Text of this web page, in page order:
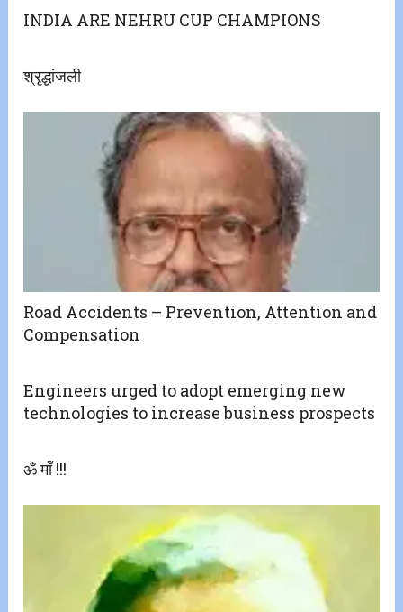
INDIA ARE NEHRU CUP CHAMPIONS
श्रृद्धांजली
Road Accidents – Prevention, Attention and
Compensation
Engineers urged to adopt emerging new
technologies to increase business prospects
ॐ माँ !!!